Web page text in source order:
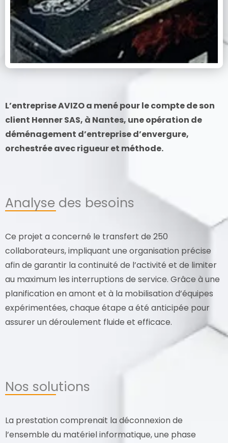
L’entreprise AVIZO a mené pour le compte de son
client Henner SAS, à Nantes, une opération de
déménagement d’entreprise d’envergure,
orchestrée avec rigueur et méthode.
Analyse des besoins
Ce projet a concerné le transfert de 250
collaborateurs, impliquant une organisation précise
afin de garantir la continuité de l’activité et de limiter
au maximum les interruptions de service. Grâce à une
planification en amont et à la mobilisation d’équipes
expérimentées, chaque étape a été anticipée pour
assurer un déroulement fluide et efficace.
Nos solutions
La prestation comprenait la déconnexion de
l’ensemble du matériel informatique, une phase